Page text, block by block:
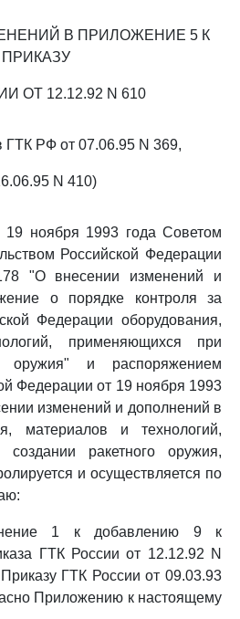
В ПРИЛОЖЕНИЕ 5 К
ПРИКАЗУ
ОТ 12.12.92 N 610
ГТК РФ от 07.06.95 N 369,
N 410)
ноября 1993 года Советом
Российской Федерации
"О внесении изменений и
о порядке контроля за
Федерации оборудования,
применяющихся при
оружия" и распоряжением
Федерации от 19 ноября 1993
изменений и дополнений в
материалов и технологий,
ракетного оружия,
и осуществляется по
1 к добавлению 9 к
ГТК России от 12.12.92 N
ГТК России от 09.03.93
Приложению к настоящему